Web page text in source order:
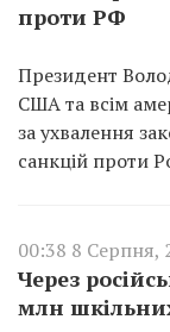
проти РФ
Президент
США та всім
за ухвалення
санкцій проти
00:38 8 Серпня,
Через
млн